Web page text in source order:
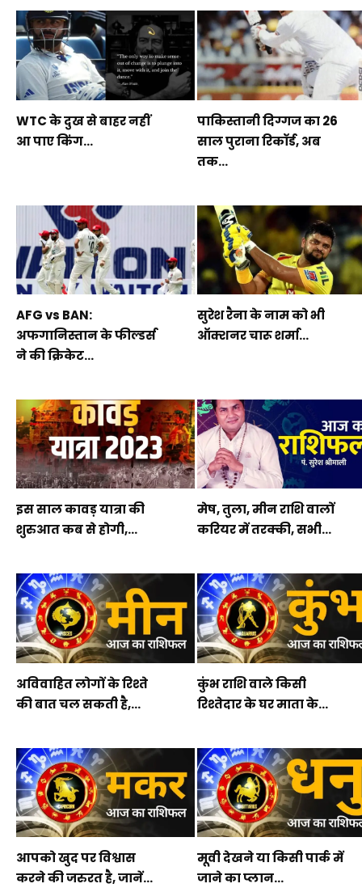
WTC के दुख से बाहर नहीं
आ पाए किंग...
पाकिस्तानी दिग्गज का 26
साल पुराना रिकॉर्ड, अब
तक...
AFG vs BAN:
अफगानिस्तान के फील्डर्स
ने की क्रिकेट...
सुरेश रैना के नाम को भी
ऑक्शनर चारू शर्मा...
इस साल कावड़ यात्रा की
शुरुआत कब से होगी,...
मेष, तुला, मीन राशि वालों
करियर में तरक्की, सभी...
अविवाहित लोगों के रिश्ते
की बात चल सकती है,...
कुंभ राशि वाले किसी
रिश्तेदार के घर माता के...
आपको खुद पर विश्वास
करने की जरुरत है, जानें...
मूवी देखने या किसी पार्क में
जाने का प्लान...